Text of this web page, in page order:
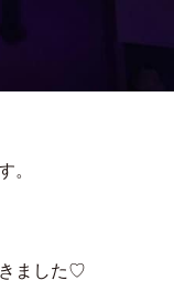
。
ました♡